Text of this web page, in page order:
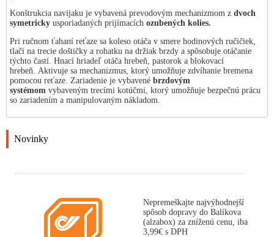
Konštrukcia navijaku je vybavená prevodovým mechanizmom z dvoch
symetricky usporiadaných prijímacích ozubených kolies.
Pri ručnom ťahaní reťaze sa koleso otáča v smere hodinových ručičiek,
tlačí na trecie doštičky a rohatku na držiak brzdy a spôsobuje otáčanie
týchto častí. Hnací hriadeľ otáča hrebeň, pastorok a blokovací
hrebeň. Aktivuje sa mechanizmus, ktorý umožňuje zdvíhanie bremena
pomocou reťaze. Zariadenie je vybavené brzdovým
systémom vybaveným trecími kotúčmi, ktorý umožňuje bezpečnú prácu
so zariadením a manipulovaným nákladom.
Novinky
Nepremeškajte najvýhodnejší
spôsob dopravy do Balíkova
(alzabox) za zníženú cenu, iba
3,99€ s DPH